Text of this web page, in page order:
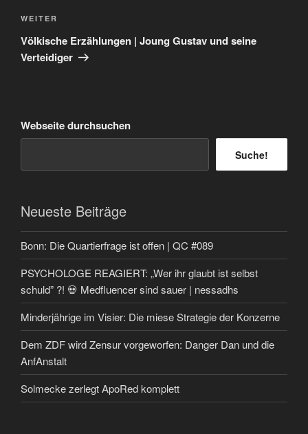
Nächster
Beitrag
WEITER
Völkische Erzählungen | Joung Gustav und seine
Verteidiger
Webseite durchsuchen
Suche!
Neueste Beiträge
Bonn: Die Quartierfrage ist offen | QC #089
PSYCHOLOGE REAGIERT: „Wer ihr glaubt ist selbst
schuld” ?! 💀 Medfluencer sind sauer | nessadhs
Minderjährige im Visier: Die miese Strategie der Konzerne
Dem ZDF wird Zensur vorgeworfen: Danger Dan und die
AnfAnstalt
Solmecke zerlegt ApoRed komplett